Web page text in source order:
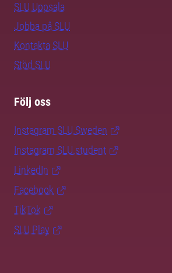
SLU Uppsala
Jobba på SLU
Kontakta SLU
Stöd SLU
Följ oss
Instagram SLU.Sweden
Instagram SLU.student
LinkedIn
Facebook
TikTok
SLU Play